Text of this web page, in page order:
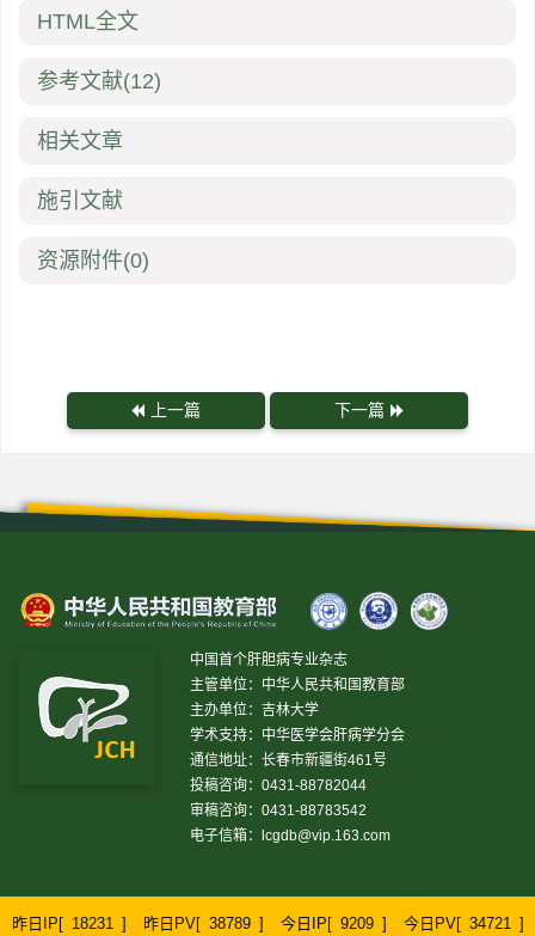
HTML全文
参考文献(12)
相关文章
施引文献
资源附件(0)
上一篇 下一篇
中国首个肝胆病专业杂志
主管单位：中华人民共和国教育部
主办单位：吉林大学
学术支持：中华医学会肝病学分会
通信地址：长春市新疆街461号
投稿咨询：0431-88782044
审稿咨询：0431-88783542
电子信箱：
lcgdb@vip.163.com
昨日IP[ 18231 ] 昨日PV[ 38789 ] 今日IP[ 9209 ] 今日PV[ 34721 ]